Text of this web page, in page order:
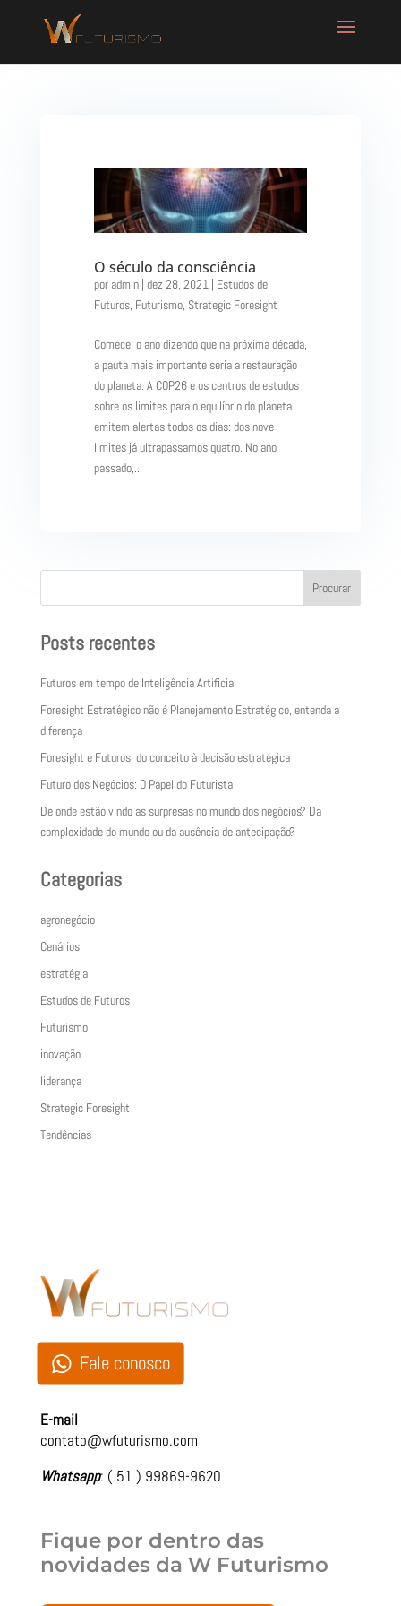
O século da consciência
por admin| dez 28, 2021 | Estudos de
Futuros, Futurismo, Strategic Foresight
Comecei o ano dizendo que na próxima década,
a pauta mais importante seria a restauração
do planeta. A COP26 e os centros de estudos
sobre os limites para o equilíbrio do planeta
emitem alertas todos os dias: dos nove
limites já ultrapassamos quatro. No ano
passado,...
Procurar
Posts recentes
Futuros em tempo de Inteligência Artificial
Foresight Estratégico não é Planejamento Estratégico, entenda a
diferença
Foresight e Futuros: do conceito à decisão estratégica
Futuro dos Negócios: O Papel do Futurista
De onde estão vindo as surpresas no mundo dos negócios? Da
complexidade do mundo ou da ausência de antecipação?
Categorias
agronegócio
Cenários
estratégia
Estudos de Futuros
Futurismo
inovação
liderança
Strategic Foresight
Tendências
Fale conosco
E-mail
contato@wfuturismo.com
Whatsapp: ( 51 ) 99869-9620
Fique por dentro das
novidades da W Futurismo